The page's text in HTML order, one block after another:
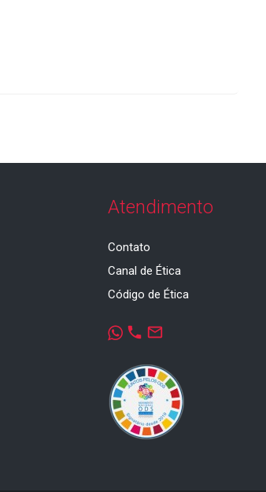
Atendimento
Contato
Canal de Ética
Código de Ética
phone mail_outline